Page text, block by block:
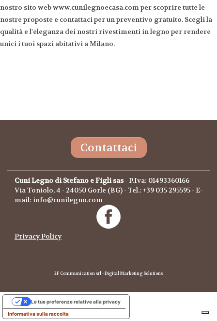
nostro sito web www.cunilegnoecasa.com per scoprire tutte le
nostre proposte e contattaci per un preventivo gratuito. Scegli la
qualità e l'eleganza dei nostri rivestimenti in legno per rendere
unici i tuoi spazi abitativi a Milano.
Contattaci
Cuni Legno di Stefano e Figli sas- P.Iva: 01493360166
Via Toniolo, 4 - 24050 Gorle (BG) - Tel.: +39 035 295595 - E-
mail: info@cunilegno.com
Privacy Policy
2F Communication srl - Digital Marketing Solutions
Informativa sulla raccolta
Le tue preferenze relative alla privacy